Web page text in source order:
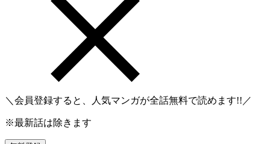
＼会員登録すると、人気マンガが全話無料で読めます!!／
※最新話は除きます